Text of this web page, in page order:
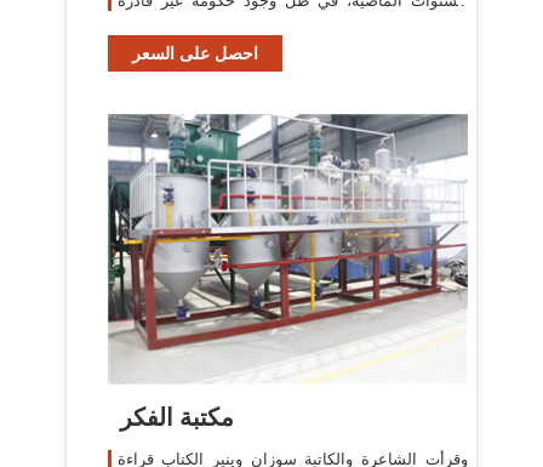
احصل على السعر
مكتبة الفكر
وقرأَت الشاعرة والكاتبة سوزان وينير الكتاب قراءة